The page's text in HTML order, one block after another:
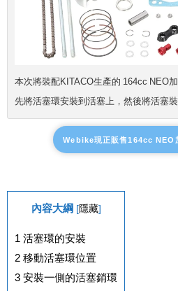
本次將裝配KITACO生產的 164cc NEO
先將活塞環安裝到活塞上，然後將活塞裝
Webike現正販售164cc NEO
內容大綱 [隱藏]
1 活塞環的安裝
2 移動活塞環位置
3 安裝一側的活塞銷環